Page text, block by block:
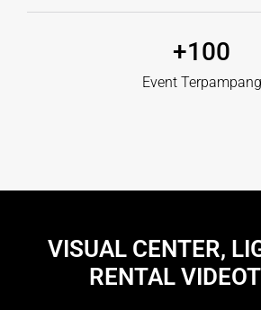
Event Terpampang
+100
VISUAL CENTER,
RENTAL